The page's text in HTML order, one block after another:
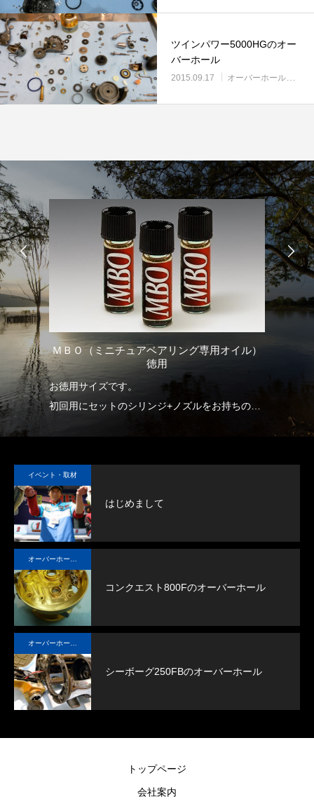
ツインパワー5000HGのオー
バーホール
2015.09.17 オーバーホール実例
ＭＢＯ（ミニチュアベアリング専用オイル）
徳用
お徳用サイズです。
初回用にセットのシリンジ+ノズルをお持ちの方
イベント・取材
はじめまして
コンクエスト800Fのオーバーホール
シーボーグ250FBのオーバーホール
トップページ
会社案内